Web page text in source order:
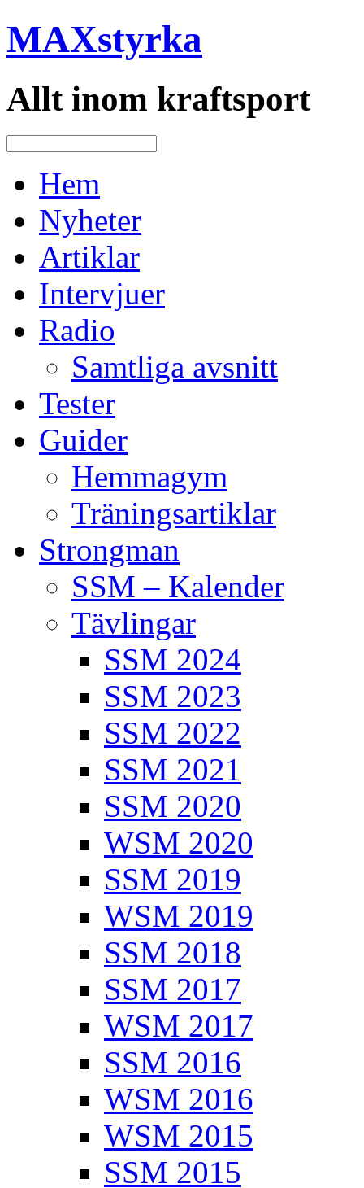
MAXstyrka
Allt inom kraftsport
Hem
Nyheter
Artiklar
Intervjuer
Radio
Samtliga avsnitt
Tester
Guider
Hemmagym
Träningsartiklar
Strongman
SSM – Kalender
Tävlingar
SSM 2024
SSM 2023
SSM 2022
SSM 2021
SSM 2020
WSM 2020
SSM 2019
WSM 2019
SSM 2018
SSM 2017
WSM 2017
SSM 2016
WSM 2016
WSM 2015
SSM 2015